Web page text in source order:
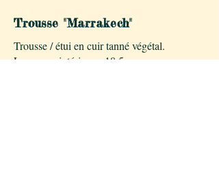
Trousse "Marrakech"
Trousse / étui en cuir tanné végétal.
Longueur intérieure: 18.5 cm